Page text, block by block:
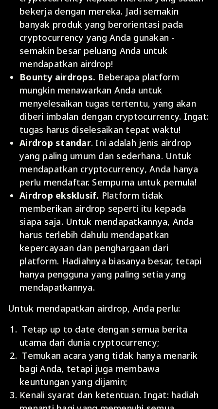
bekerja dengan mereka. Jadi semakin
banyak produk yang berorientasi pada
cryptocurrency yang Anda gunakan -
semakin besar peluang Anda untuk
mendapatkan airdrop!
Bounty airdrops. Beberapa platform
mungkin menawarkan Anda untuk
menyelesaikan tugas tertentu, yang akan
diberi imbalan dengan cryptocurrency. Ingat:
tugas harus diselesaikan tepat waktu!
Airdrop standar. Ini adalah jenis airdrop
yang paling umum dan sederhana. Untuk
mendapatkan cryptocurrency, Anda hanya
perlu mendaftar. Sempurna untuk pemula!
Airdrop eksklusif. Platform tidak
memberikan airdrop seperti itu kepada
siapa saja. Untuk mendapatkannya, Anda
harus terlebih dahulu mendapatkan
kepercayaan dan penghargaan dari
platform. Hadiahnya biasanya besar, tetapi
hanya pengguna yang paling setia yang
mendapatkannya.
Untuk mendapatkan airdrop, Anda perlu:
Tetap up to date dengan semua berita
utama dari dunia cryptocurrency;
Temukan acara yang tidak hanya menarik
bagi Anda, tetapi juga membawa
keuntungan yang dijamin;
Kenali syarat dan ketentuan. Ingat: hadiah